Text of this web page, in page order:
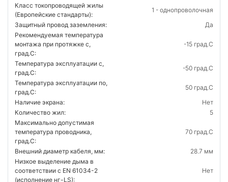
Класс токопроводящей жилы
(Европейские стандарты):
1 - однопроволочная
Защитный провод заземления:
Да
Рекомендуемая температура
монтажа при протяжке с,
град.C:
-15 град.C
Температура эксплуатации с,
град.C:
-50 град.C
Температура эксплуатации по,
град.C:
50 град.C
Наличие экрана:
Нет
Количество жил:
5
Максимально допустимая
температура проводника,
град.C:
70 град.C
Внешний диаметр кабеля, мм:
28.7 мм
Низкое выделение дыма в
соответствии с EN 61034-2
(исполнение нг-LS):
Нет